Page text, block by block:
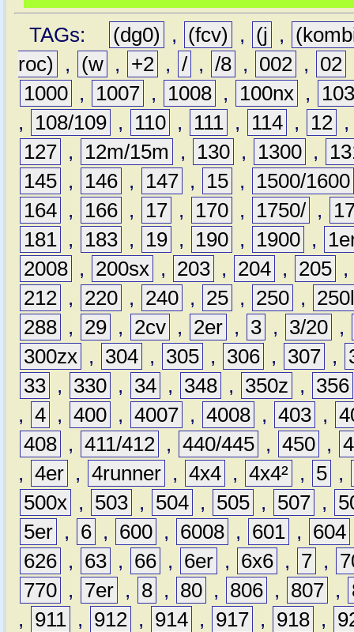
TAGs: (dg0) , (fcv) , (j ,
roc)
, (w , +2 , / , /8 , 002 , 02
1000 , 1007 , 1008 , 100nx ,
,
108/109 , 110 , 111 , 114 , 12
127 , 12m/15m , 130 , 1300 ,
145 , 146 , 147 , 15 ,
1500/1600
164 , 166 , 17 , 170 , 1750/ ,
181 , 183 , 19 , 190 , 1900 ,
2008 , 200sx , 203 , 204 , 205 ,
212 , 220 , 240 , 25 , 250 ,
288 , 29 , 2cv , 2er , 3 , 3/20 ,
300zx , 304 , 305 , 306 , 307 ,
33 , 330 , 34 , 348 , 350z ,
356
, 4 , 400 , 4007 , 4008 , 403 ,
408 , 411/412 , 440/445 , 450 ,
, 4er , 4runner , 4x4 , 4x4² , 5 ,
500x , 503 , 504 , 505 , 507 ,
5er , 6 , 600 , 6008 , 601 , 604
626 , 63 , 66 , 6er , 6x6 , 7 ,
770 , 7er , 8 , 80 , 806 , 807 ,
,
911 , 912 , 914 , 917 , 918 ,